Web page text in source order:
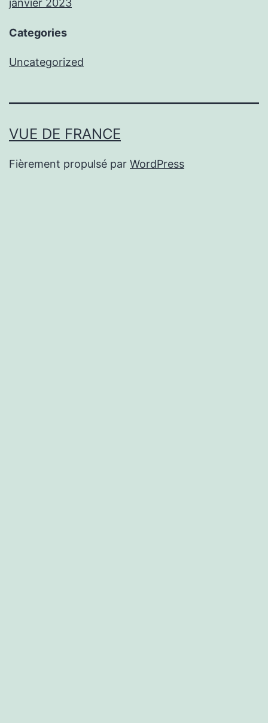
janvier 2023
Categories
Uncategorized
VUE DE FRANCE
Fièrement propulsé par WordPress